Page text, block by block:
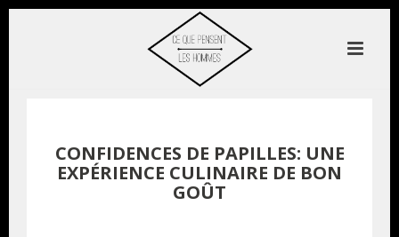
CONFIDENCES DE PAPILLES: UNE
EXPÉRIENCE CULINAIRE DE BON
GOÛT